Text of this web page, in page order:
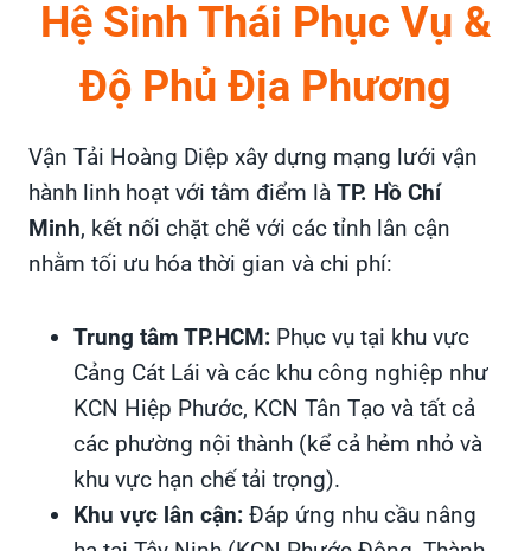
Hệ Sinh Thái Phục Vụ &
Độ Phủ Địa Phương
Vận Tải Hoàng Diệp xây dựng mạng lưới vận
hành linh hoạt với tâm điểm là TP. Hồ Chí
Minh, kết nối chặt chẽ với các tỉnh lân cận
nhằm tối ưu hóa thời gian và chi phí:
Trung tâm TP.HCM: Phục vụ tại khu vực
Cảng Cát Lái và các khu công nghiệp như
KCN Hiệp Phước, KCN Tân Tạo và tất cả
các phường nội thành (kể cả hẻm nhỏ và
khu vực hạn chế tải trọng).
Khu vực lân cận: Đáp ứng nhu cầu nâng